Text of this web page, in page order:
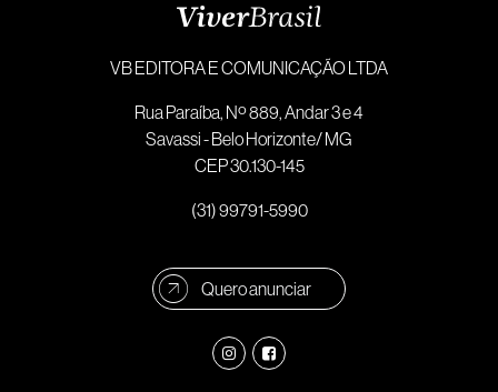
VB EDITORA E COMUNICAÇÃO LTDA
Rua Paraíba, Nº 889, Andar 3 e 4
Savassi - Belo Horizonte/ MG
CEP 30.130-145
(31) 99791-5990
Quero anunciar